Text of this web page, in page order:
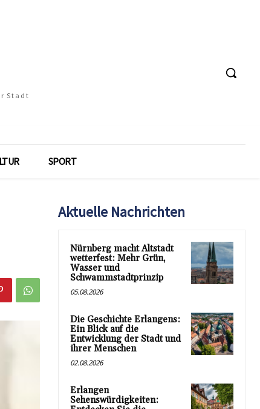
Stadt
SPORT
Aktuelle Nachrichten
Nürnberg macht Altstadt
wetterfest: Mehr Grün,
Wasser und
Schwammstadtprinzip
05.08.2026
Die Geschichte Erlangens:
Ein Blick auf die
Entwicklung der Stadt und
ihrer Menschen
02.08.2026
Erlangen
Sehenswürdigkeiten: